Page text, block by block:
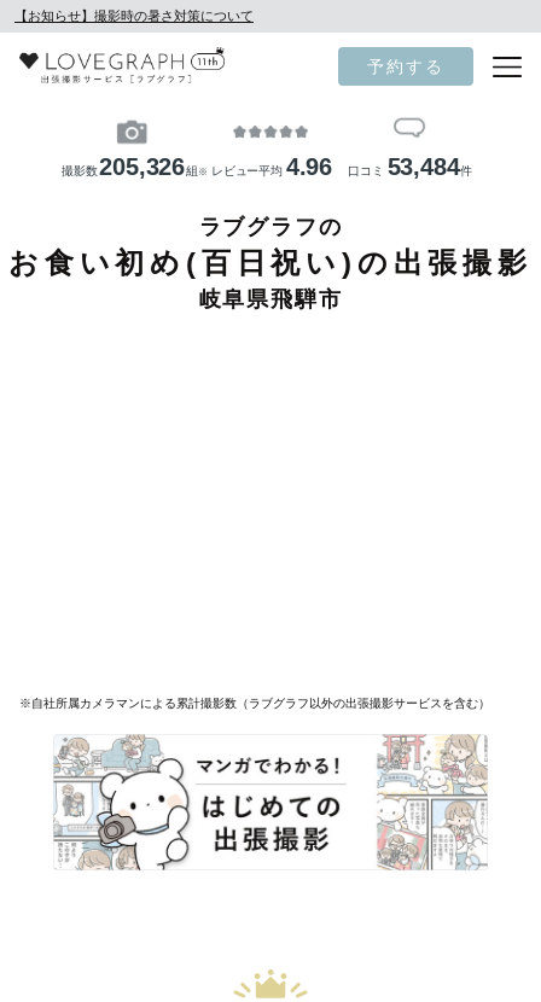
【お知らせ】撮影時の暑さ対策について
予約する
撮影数205,326組 ※ レビュー平均 4.96 口コミ 53,484件
ラブグラフの
お食い初め(百日祝い)の出張撮影
岐阜県飛騨市
※自社所属カメラマンによる累計撮影数（ラブグラフ以外の出張撮影サービスを含む）